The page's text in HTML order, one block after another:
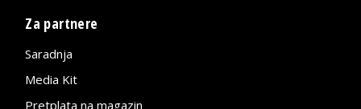
Za partnere
Saradnja
Media Kit
Pretplata na magazin